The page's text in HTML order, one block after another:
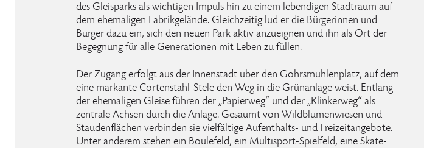
des Gleisparks als wichtigen Impuls hin zu einem lebendigen Stadtraum auf
dem ehemaligen Fabrikgelände. Gleichzeitig lud er die Bürgerinnen und
Bürger dazu ein, sich den neuen Park aktiv anzueignen und ihn als Ort der
Begegnung für alle Generationen mit Leben zu füllen.
Der Zugang erfolgt aus der Innenstadt über den Gohrsmühlenplatz, auf dem
eine markante Cortenstahl-Stele den Weg in die Grünanlage weist. Entlang
der ehemaligen Gleise führen der „Papierweg“ und der „Klinkerweg“ als
zentrale Achsen durch die Anlage. Gesäumt von Wildblumenwiesen und
Staudenflächen verbinden sie vielfältige Aufenthalts- und Freizeitangebote.
Unter anderem stehen ein Boulefeld, ein Multisport-Spielfeld, eine Skate-